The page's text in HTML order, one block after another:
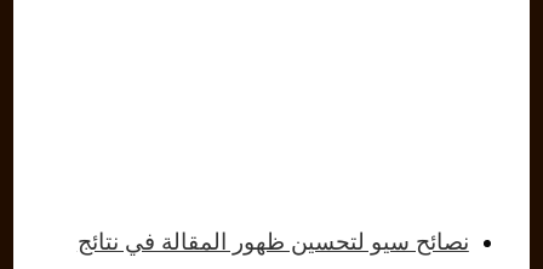
نصائح سيو لتحسين ظهور المقالة في نتائج